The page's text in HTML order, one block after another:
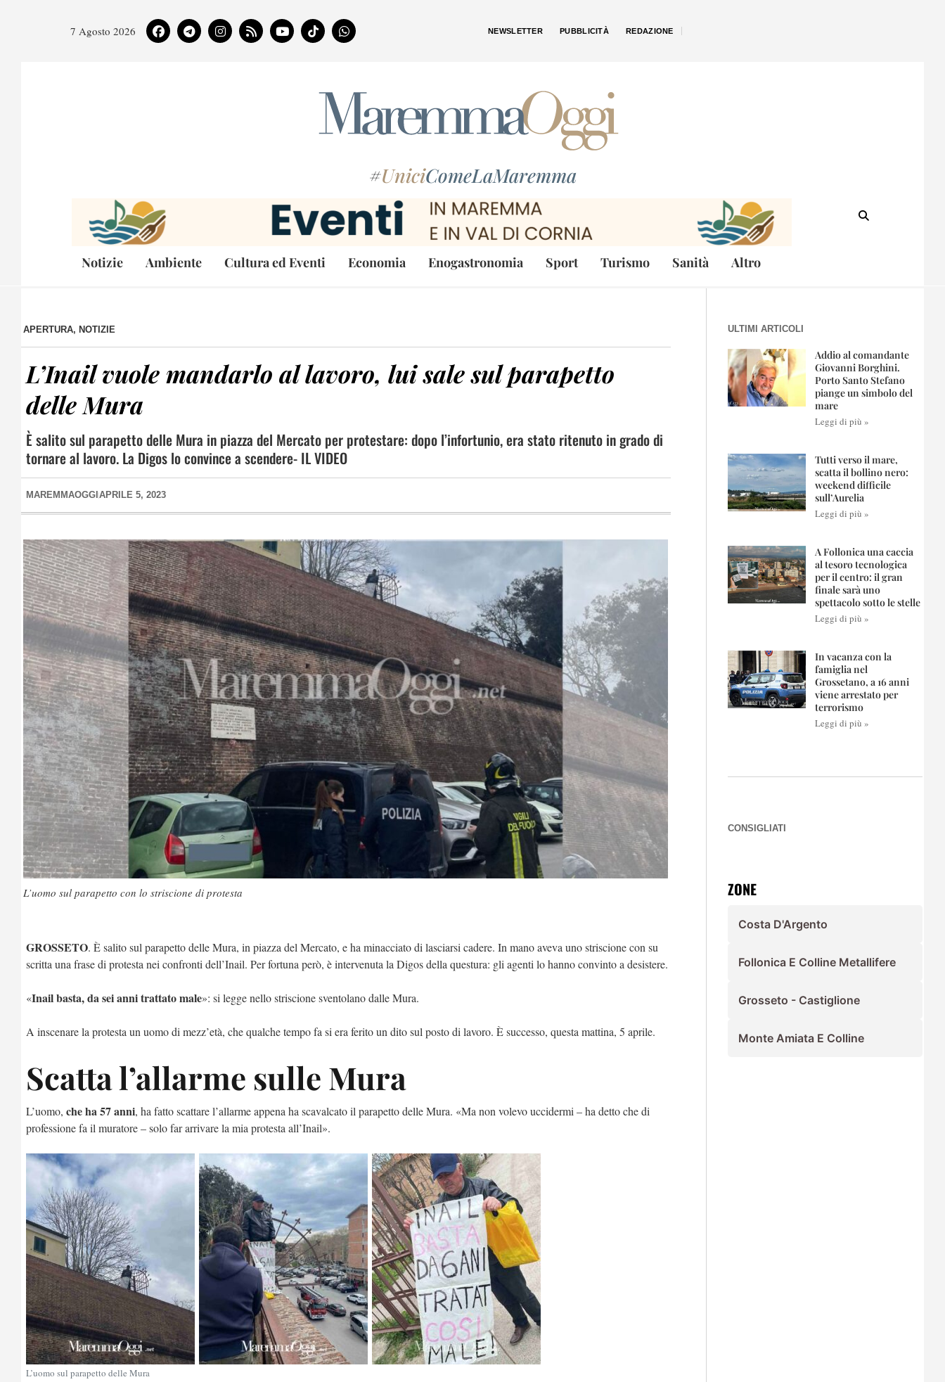
7 Agosto 2026 NEWSLETTER PUBBLICITÀ REDAZIONE
#UniciComeLaMaremma
Notizie Ambiente Cultura ed Eventi Economia Enogastronomia Sport Turismo Sanità Altro
APERTURA, NOTIZIE
L’Inail vuole mandarlo al lavoro, lui sale sul parapetto
delle Mura
È salito sul parapetto delle Mura in piazza del Mercato per protestare: dopo l’infortunio, era stato ritenuto in grado di
tornare al lavoro. La Digos lo convince a scendere- IL VIDEO
MAREMMAOGGI APRILE 5, 2023
L’uomo sul parapetto con lo striscione di protesta
GROSSETO. È salito sul parapetto delle Mura, in piazza del Mercato, e ha minacciato di lasciarsi cadere. In mano aveva uno striscione con su
scritta una frase di protesta nei confronti dell’Inail. Per fortuna però, è intervenuta la Digos della questura: gli agenti lo hanno convinto a desistere.
«Inail basta, da sei anni trattato male»: si legge nello striscione sventolano dalle Mura.
A inscenare la protesta un uomo di mezz’età, che qualche tempo fa si era ferito un dito sul posto di lavoro. È successo, questa mattina, 5 aprile.
Scatta l’allarme sulle Mura
L’uomo, che ha 57 anni, ha fatto scattare l’allarme appena ha scavalcato il parapetto delle Mura. «Ma non volevo uccidermi – ha detto che di
professione fa il muratore – solo far arrivare la mia protesta all’Inail».
L’uomo sul parapetto delle Mura
ULTIMI ARTICOLI
Addio al comandante
Giovanni Borghini.
Porto Santo Stefano
piange un simbolo del
mare
Leggi di più »
Tutti verso il mare,
scatta il bollino nero:
weekend difficile
sull’Aurelia
Leggi di più »
A Follonica una caccia
al tesoro tecnologica
per il centro: il gran
finale sarà uno
spettacolo sotto le stelle
Leggi di più »
In vacanza con la
famiglia nel
Grossetano, a 16 anni
viene arrestato per
terrorismo
Leggi di più »
CONSIGLIATI
ZONE
Costa D'Argento
Follonica E Colline Metallifere
Grosseto - Castiglione
Monte Amiata E Colline